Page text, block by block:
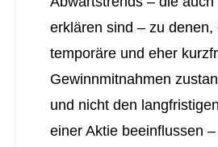
erklären sind – zu denen,
temporäre und eher
Gewinnmitnahmen
und nicht den
einer Aktie beeinflussen